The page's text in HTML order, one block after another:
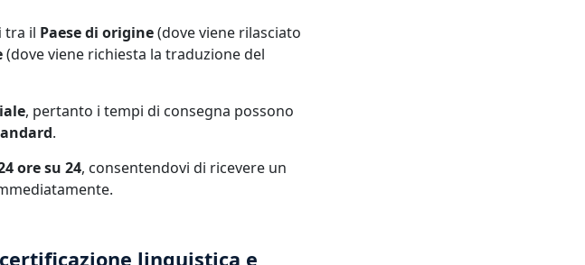
tra il Paese di origine(dove viene rilasciato
(dove viene richiesta la traduzione del
, pertanto i tempi di consegna possono
.
ore su 24, consentendovi di ricevere un
linguistica e